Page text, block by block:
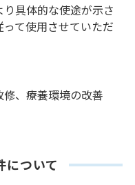
具体的な使途が示さ
て使用させていただ
、療養環境の改善
について